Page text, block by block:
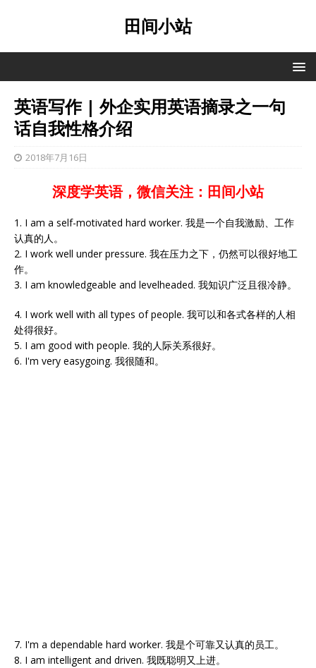
田间小站
英语写作 | 外企实用英语摘录之一句
话自我性格介绍
2018年7月16日
深度学英语，微信关注：田间小站
1. I am a self-motivated hard worker. 我是一个自我激励、工作
认真的人。
2. I work well under pressure. 我在压力之下，仍然可以很好地工
作。
3. I am knowledgeable and levelheaded. 我知识广泛且很冷静。
4. I work well with all types of people. 我可以和各式各样的人相
处得很好。
5. I am good with people. 我的人际关系很好。
6. I'm very easygoing. 我很随和。
7. I'm a dependable hard worker. 我是个可靠又认真的员工。
8. I am intelligent and driven. 我既聪明又上进。